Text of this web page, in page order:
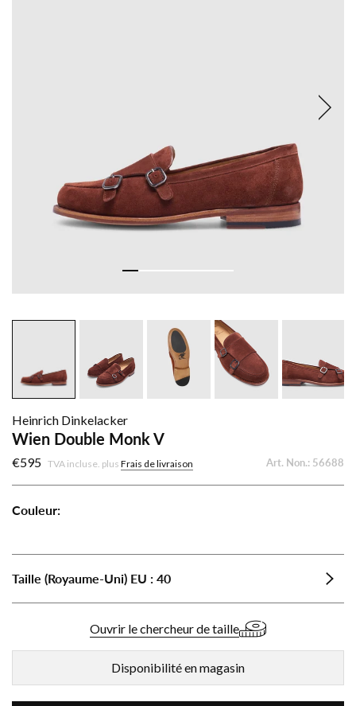
Heinrich Dinkelacker
Wien Double Monk V
€595 TVA incluse. plus Frais de livraison Art. Non.: 56688
Couleur:
Double
V
-
Double
V
-
Taille (Royaume-Uni) EU : 40
Ouvrir le chercheur de taille
Disponibilité en magasin